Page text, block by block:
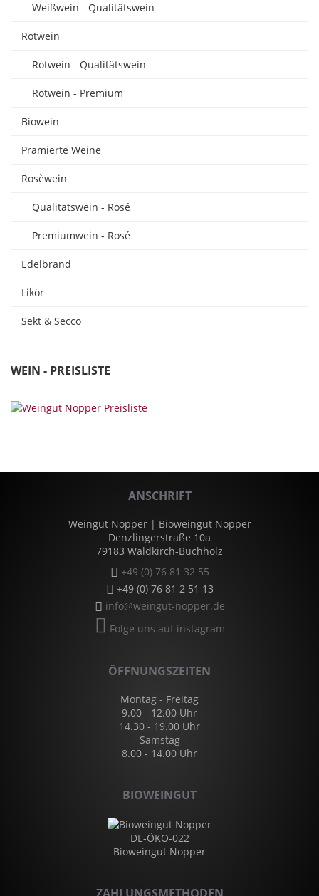
Weißwein - Qualitätswein
Rotwein
Rotwein - Qualitätswein
Rotwein - Premium
Biowein
Prämierte Weine
Rosèwein
Qualitätswein - Rosé
Premiumwein - Rosé
Edelbrand
Likör
Sekt & Secco
WEIN - PREISLISTE
ANSCHRIFT
Weingut Nopper | Bioweingut Nopper
Denzlingerstraße 10a
79183 Waldkirch-Buchholz
+49 (0) 76 81 32 55
+49 (0) 76 81 2 51 13
info@weingut-nopper.de
Folge uns auf instagram
ÖFFNUNGSZEITEN
Montag - Freitag
9.00 - 12.00 Uhr
14.30 - 19.00 Uhr
Samstag
8.00 - 14.00 Uhr
BIOWEINGUT
DE-ÖKO-022
Bioweingut Nopper